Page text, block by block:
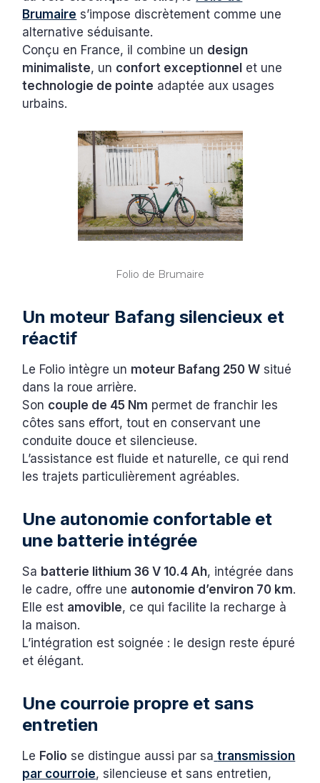
Brumaire s’impose discrètement comme une
alternative séduisante.
Conçu en France, il combine un design
minimaliste, un confort exceptionnel et une
technologie de pointe adaptée aux usages
urbains.
Folio de Brumaire
Un moteur Bafang silencieux et
réactif
Le Folio intègre un moteur Bafang 250 W situé
dans la roue arrière.
Son couple de 45 Nm permet de franchir les
côtes sans effort, tout en conservant une
conduite douce et silencieuse.
L’assistance est fluide et naturelle, ce qui rend
les trajets particulièrement agréables.
Une autonomie confortable et
une batterie intégrée
Sa batterie lithium 36 V 10.4 Ah, intégrée dans
le cadre, offre une autonomie d’environ 70 km.
Elle est amovible, ce qui facilite la recharge à
la maison.
L’intégration est soignée : le design reste épuré
et élégant.
Une courroie propre et sans
entretien
Le Folio se distingue aussi par sa transmission
par courroie, silencieuse et sans entretien,